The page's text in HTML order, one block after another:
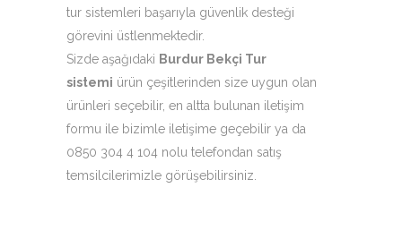
tur sistemleri başarıyla güvenlik desteği
görevini üstlenmektedir.
Sizde aşağıdaki Burdur Bekçi Tur
sistemi ürün çeşitlerinden size uygun olan
ürünleri seçebilir, en altta bulunan iletişim
formu ile bizimle iletişime geçebilir ya da
0850 304 4 104 nolu telefondan satış
temsilcilerimizle görüşebilirsiniz.